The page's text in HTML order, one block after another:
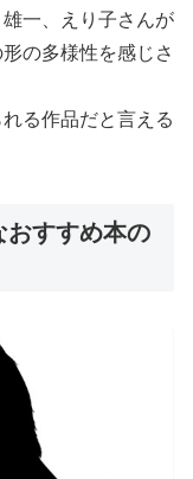
一、えり子さんが
の多様性を感じさ
る作品だと言える
おすすめ本の